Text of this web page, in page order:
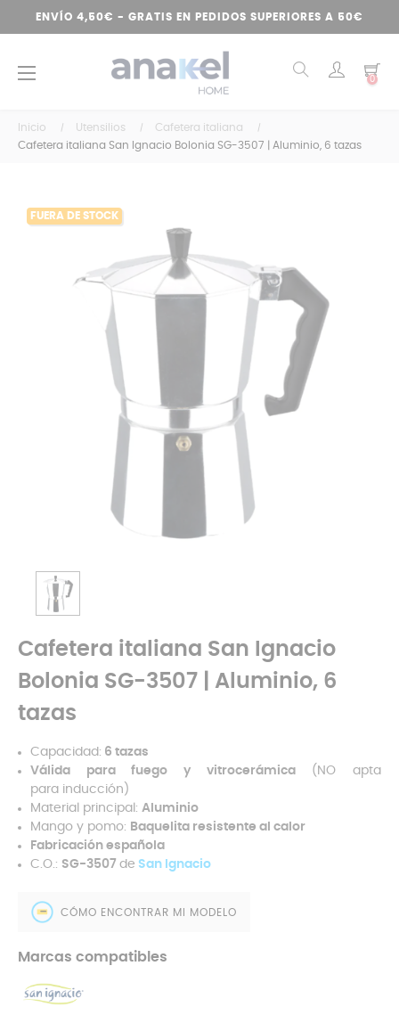
ENVÍO 4,50€ - GRATIS EN PEDIDOS SUPERIORES A 50€
Navegación
☰ 0
Inicio Utensilios
Cafetera italiana
Cafetera italiana San Ignacio Bolonia SG-3507 | Aluminio, 6 tazas
FUERA DE STOCK
Cafetera italiana San Ignacio
Bolonia SG-3507 | Aluminio, 6
tazas
Capacidad: 6 tazas
Válida para fuego y vitrocerámica(NO apta
para inducción)
Material principal: Aluminio
Mango y pomo: Baquelita resistente al calor
Fabricación española
C.O.: SG-3507 de San Ignacio
CÓMO ENCONTRAR MI MODELO
Marcas compatibles